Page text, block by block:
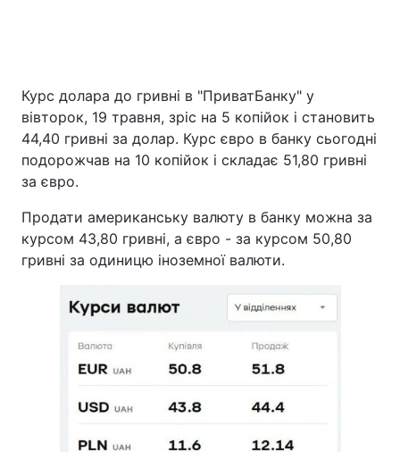
Головна Війна
Україна Політика
Спорт Наука
Інциденти
Здоров'я Туризм
Цікавинки Погода
Екологія Регіони
Курс долара до гривні в "ПриватБанку" у
вівторок, 19 травня, зріс на 5 копійок і становить
44,40 гривні за долар. Курс євро в банку сьогодні
подорожчав на 10 копійок і складає 51,80 гривні
за євро.
Продати американську валюту в банку можна за
курсом 43,80 гривні, а євро - за курсом 50,80
гривні за одиницю іноземної валюти.